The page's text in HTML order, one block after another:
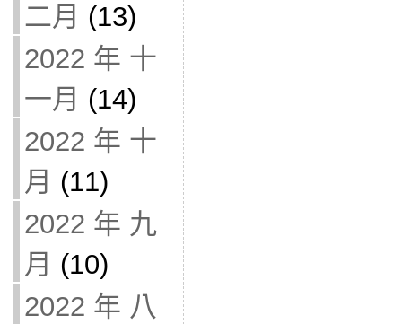
二月 (13)
2022 年 十
一月 (14)
2022 年 十
月 (11)
2022 年 九
月 (10)
2022 年 八